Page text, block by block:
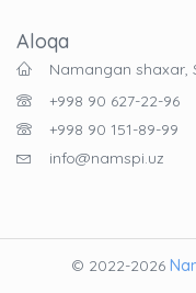
Aloqa
Namangan shaxar,
+998 90 627-22-96
+998 90 151-89-99
info@namspi.uz
© 2022-2026